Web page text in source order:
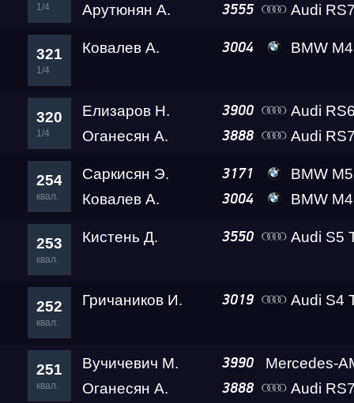
1/4
Арутюнян А.
3555 Audi
321
1/4
Ковалев А. 3004 BMW M4
320
1/4
Елизаров Н. 3900
Audi
Оганесян А.
3888 Audi RS7
254
квал.
Саркисян Э. 3171
BMW M5
Ковалев А.
3004 BMW M4
253
квал.
Кистень Д. 3550 Audi S5
252
квал.
Гричаников И. 3019 Audi S4
251
квал.
Вучичевич М. 3990
Оганесян А. 3888 Audi RS7